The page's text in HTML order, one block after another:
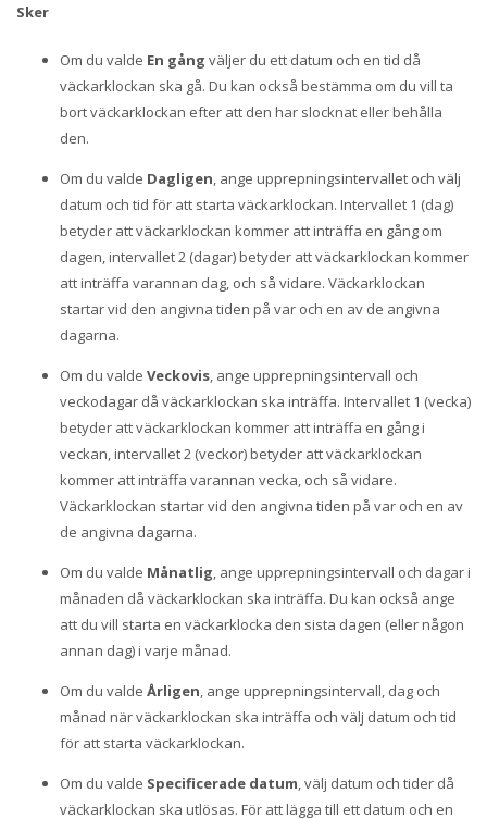
Sker
Om du valde En gång väljer du ett datum och en tid då
väckarklockan ska gå. Du kan också bestämma om du vill ta
bort väckarklockan efter att den har slocknat eller behålla
den.
Om du valde Dagligen, ange upprepningsintervallet och välj
datum och tid för att starta väckarklockan. Intervallet 1 (dag)
betyder att väckarklockan kommer att inträffa en gång om
dagen, intervallet 2 (dagar) betyder att väckarklockan kommer
att inträffa varannan dag, och så vidare. Väckarklockan
startar vid den angivna tiden på var och en av de angivna
dagarna.
Om du valde Veckovis, ange upprepningsintervall och
veckodagar då väckarklockan ska inträffa. Intervallet 1 (vecka)
betyder att väckarklockan kommer att inträffa en gång i
veckan, intervallet 2 (veckor) betyder att väckarklockan
kommer att inträffa varannan vecka, och så vidare.
Väckarklockan startar vid den angivna tiden på var och en av
de angivna dagarna.
Om du valde Månatlig, ange upprepningsintervall och dagar i
månaden då väckarklockan ska inträffa. Du kan också ange
att du vill starta en väckarklocka den sista dagen (eller någon
annan dag) i varje månad.
Om du valde Årligen, ange upprepningsintervall, dag och
månad när väckarklockan ska inträffa och välj datum och tid
för att starta väckarklockan.
Om du valde Specificerade datum, välj datum och tider då
väckarklockan ska utlösas. För att lägga till ett datum och en